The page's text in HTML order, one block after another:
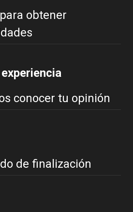
obtener
conocer tu opinión
de finalización